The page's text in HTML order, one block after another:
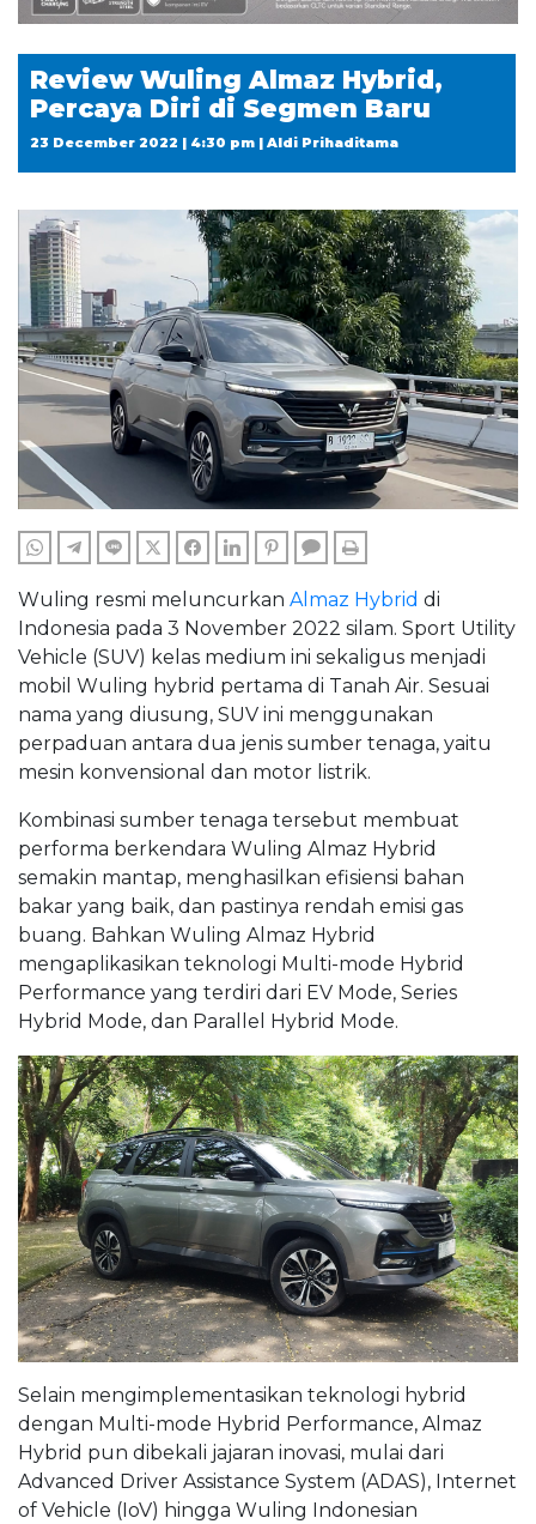
Review Wuling Almaz Hybrid,
Percaya Diri di Segmen Baru
23 December 2022 | 4:30 pm | Aldi Prihaditama
WHATSAPPTELEGRAM
LINE TWITTERFACEBOOKLINKEDINPINTERESTCOMMENTS
Wuling resmi meluncurkan Almaz Hybrid di
Indonesia pada 3 November 2022 silam. Sport Utility
Vehicle (SUV) kelas medium ini sekaligus menjadi
mobil Wuling hybrid pertama di Tanah Air. Sesuai
nama yang diusung, SUV ini menggunakan
perpaduan antara dua jenis sumber tenaga, yaitu
mesin konvensional dan motor listrik.
Kombinasi sumber tenaga tersebut membuat
performa berkendara Wuling Almaz Hybrid
semakin mantap, menghasilkan efisiensi bahan
bakar yang baik, dan pastinya rendah emisi gas
buang. Bahkan Wuling Almaz Hybrid
mengaplikasikan teknologi Multi-mode Hybrid
Performance yang terdiri dari EV Mode, Series
Hybrid Mode, dan Parallel Hybrid Mode.
Selain mengimplementasikan teknologi hybrid
dengan Multi-mode Hybrid Performance, Almaz
Hybrid pun dibekali jajaran inovasi, mulai dari
Advanced Driver Assistance System (ADAS), Internet
of Vehicle (IoV) hingga Wuling Indonesian